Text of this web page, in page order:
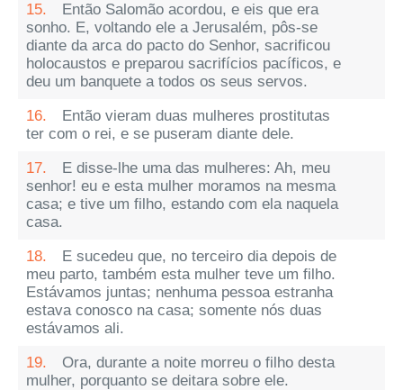
15.
Então Salomão acordou, e eis que era
sonho. E, voltando ele a Jerusalém, pôs-se
diante da arca do pacto do Senhor, sacrificou
holocaustos e preparou sacrifícios pacíficos, e
deu um banquete a todos os seus servos.
16.
Então vieram duas mulheres prostitutas
ter com o rei, e se puseram diante dele.
17.
E disse-lhe uma das mulheres: Ah, meu
senhor! eu e esta mulher moramos na mesma
casa; e tive um filho, estando com ela naquela
casa.
18.
E sucedeu que, no terceiro dia depois de
meu parto, também esta mulher teve um filho.
Estávamos juntas; nenhuma pessoa estranha
estava conosco na casa; somente nós duas
estávamos ali.
19.
Ora, durante a noite morreu o filho desta
mulher, porquanto se deitara sobre ele.